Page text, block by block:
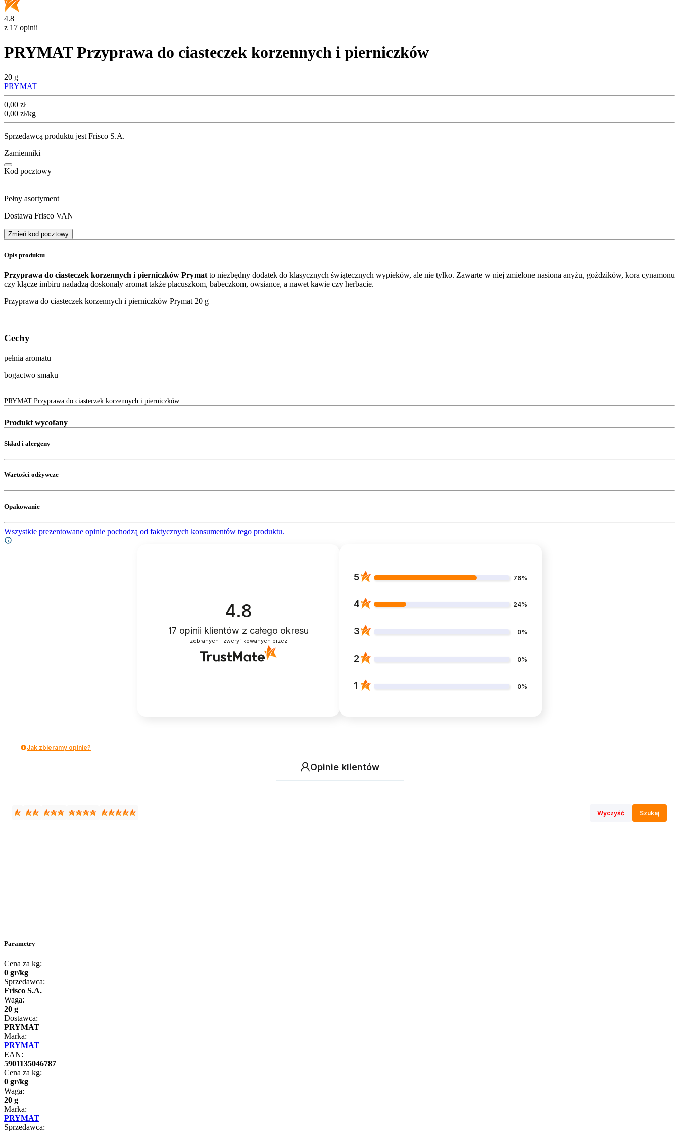
4.8
z 17 opinii
PRYMAT Przyprawa do ciasteczek korzennych i pierniczków
20 g
PRYMAT
Cena
0,00 zł
0,00 zł/kg
Sprzedawcą produktu jest Frisco S.A.
Zamienniki
Kod pocztowy
Pełny asortyment
Dostawa Frisco VAN
Zmień kod pocztowy
Opis produktu
Przyprawa do ciasteczek korzennych i pierniczków Prymat to niezbędny dodatek do klasycznych świątecznych wypieków, ale nie tylko. Zawarte w niej zmielone nasiona anyżu, goździków, kora cynamonu
czy kłącze imbiru nadadzą doskonały aromat także placuszkom, babeczkom, owsiance, a nawet kawie czy herbacie.
Przyprawa do ciasteczek korzennych i pierniczków Prymat 20 g
Cechy
pełnia aromatu
bogactwo smaku
PRYMAT Przyprawa do ciasteczek korzennych i pierniczków
Produkt wycofany
Skład i alergeny
Wartości odżywcze
Opakowanie
Wszystkie prezentowane opinie pochodzą od faktycznych konsumentów tego produktu.
4.8
17 opinii klientów z całego okresu
zebranych i zweryfikowanych przez
5 76%
4 24%
3 0%
2 0%
1 0%
Jak zbieramy opinie?
Opinie klientów
Wyczyść Szukaj
Parametry
Cena za kg:
0 gr/kg
Sprzedawca:
Frisco S.A.
Waga:
20 g
Dostawca:
PRYMAT
Marka:
PRYMAT
EAN:
5901135046787
Cena za kg:
0 gr/kg
Waga:
20 g
Marka:
PRYMAT
Sprzedawca: